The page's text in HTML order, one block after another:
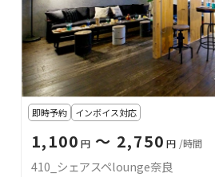
即時予約 インボイス対応
1,100 円 〜 2,750 円 /時間
410_シェアスペlounge奈良